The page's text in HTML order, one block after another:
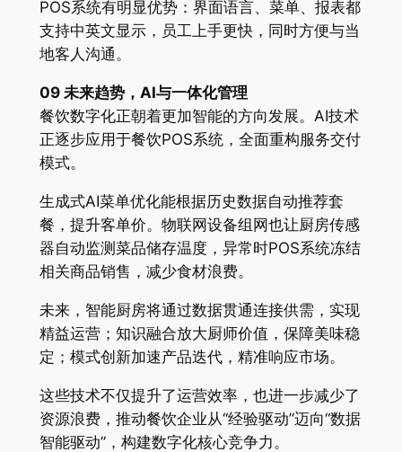
POS系统有明显优势：界面语言、菜单、报表都
支持中英文显示，员工上手更快，同时方便与当
地客人沟通。
09 未来趋势，AI与一体化管理
餐饮数字化正朝着更加智能的方向发展。AI技术
正逐步应用于餐饮POS系统，全面重构服务交付
模式。
生成式AI菜单优化能根据历史数据自动推荐套
餐，提升客单价。物联网设备组网也让厨房传感
器自动监测菜品储存温度，异常时POS系统冻结
相关商品销售，减少食材浪费。
未来，智能厨房将通过数据贯通连接供需，实现
精益运营；知识融合放大厨师价值，保障美味稳
定；模式创新加速产品迭代，精准响应市场。
这些技术不仅提升了运营效率，也进一步减少了
资源浪费，推动餐饮企业从“经验驱动”迈向“数据
智能驱动”，构建数字化核心竞争力。